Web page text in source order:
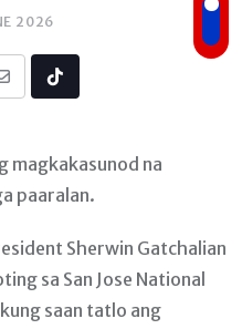
2026
Share Tiktok
magkakasunod na
paaralan.
Sherwin Gatchalian
sa San Jose National
saan tatlo ang